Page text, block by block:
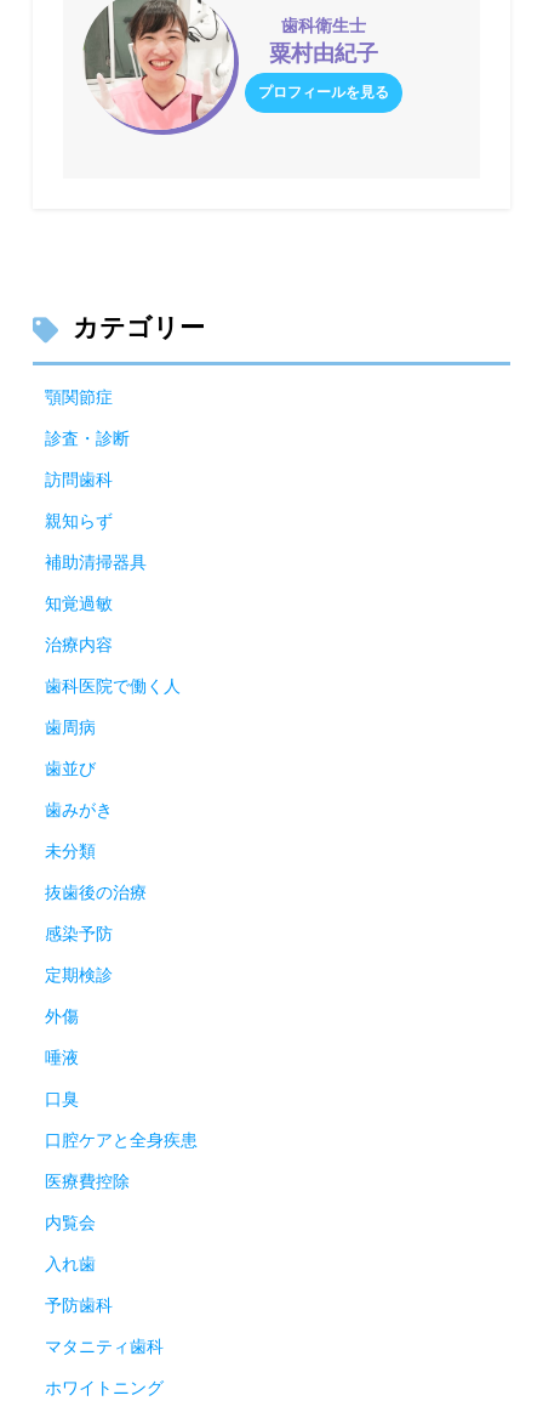
歯科衛生士
粟村由紀子
プロフィールを見る
カテゴリー
顎関節症
診査・診断
訪問歯科
親知らず
補助清掃器具
知覚過敏
治療内容
歯科医院で働く人
歯周病
歯並び
歯みがき
未分類
抜歯後の治療
感染予防
定期検診
外傷
唾液
口臭
口腔ケアと全身疾患
医療費控除
内覧会
入れ歯
予防歯科
マタニティ歯科
ホワイトニング